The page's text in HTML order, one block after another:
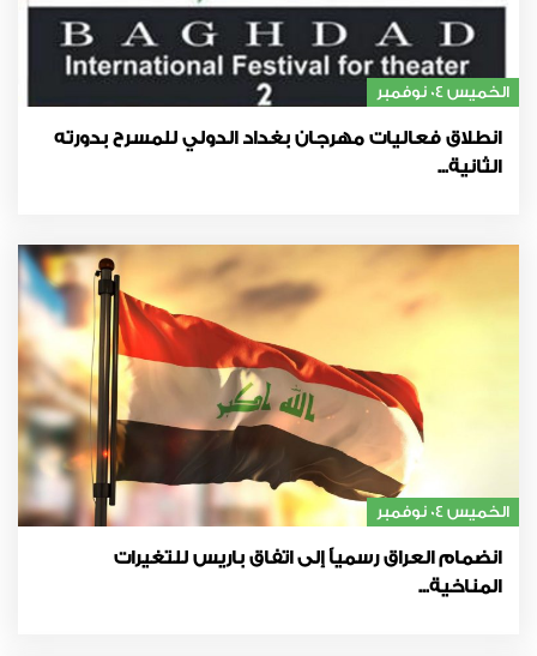
الخميس 04 نوفمبر
انطلاق فعاليات مهرجان بغداد الدولي للمسرح بدورته
الثانية...
الخميس 04 نوفمبر
انضمام العراق رسمياً إلى اتفاق باريس للتغيرات
المناخية...